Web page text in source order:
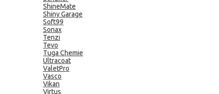
ShineMate
Shiny Garage
Soft99
Sonax
Tenzi
Tevo
Tuga Chemie
Ultracoat
ValetPro
Vasco
Vikan
Virtus